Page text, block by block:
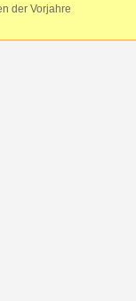
der Vorjahre